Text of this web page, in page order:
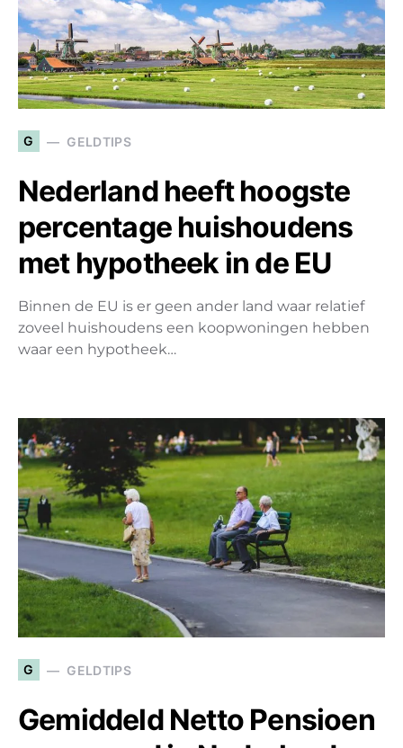
G GELDTIPS
Nederland heeft hoogste
percentage huishoudens
met hypotheek in de EU
Binnen de EU is er geen ander land waar relatief
zoveel huishoudens een koopwoningen hebben
waar een hypotheek…
G GELDTIPS
Gemiddeld Netto Pensioen